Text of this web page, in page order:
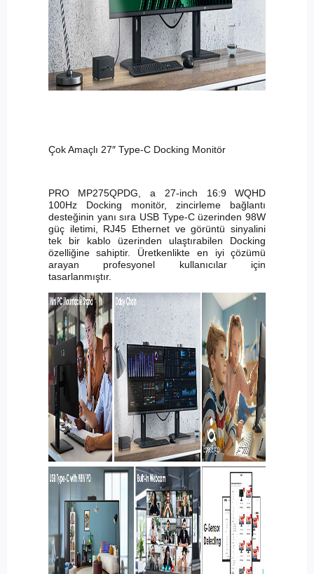
Çok Amaçlı 27″ Type-C Docking Monitör
PRO MP275QPDG, a 27-inch 16:9 WQHD
100Hz Docking monitör, zincirleme bağlantı
desteğinin yanı sıra USB Type-C üzerinden 98W
güç iletimi, RJ45 Ethernet ve görüntü sinyalini
tek bir kablo üzerinden ulaştırabilen Docking
özelliğine sahiptir. Üretkenlikte en iyi çözümü
arayan profesyonel kullanıcılar için
tasarlanmıştır.